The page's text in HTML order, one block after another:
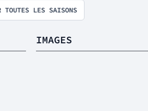
TOUTES LES SAISONS
IMAGES